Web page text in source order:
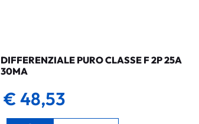
DIFFERENZIALE PURO CLASSE F 2P 25A
30MA
€ 48,53